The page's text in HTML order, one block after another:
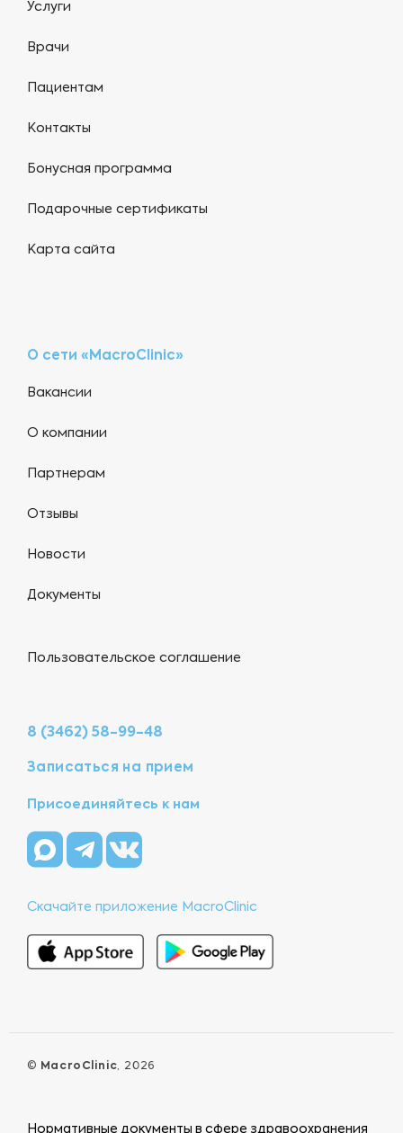
Услуги
Врачи
Пациентам
Контакты
Бонусная программа
Подарочные сертификаты
Карта сайта
О сети «MacroClinic»
Вакансии
О компании
Партнерам
Отзывы
Новости
Документы
Пользовательское соглашение
8 (3462) 58-99-48
Записаться на прием
Присоединяйтесь к нам
Скачайте приложение MacroClinic
© MacroClinic, 2026
Нормативные документы в сфере здравоохранения